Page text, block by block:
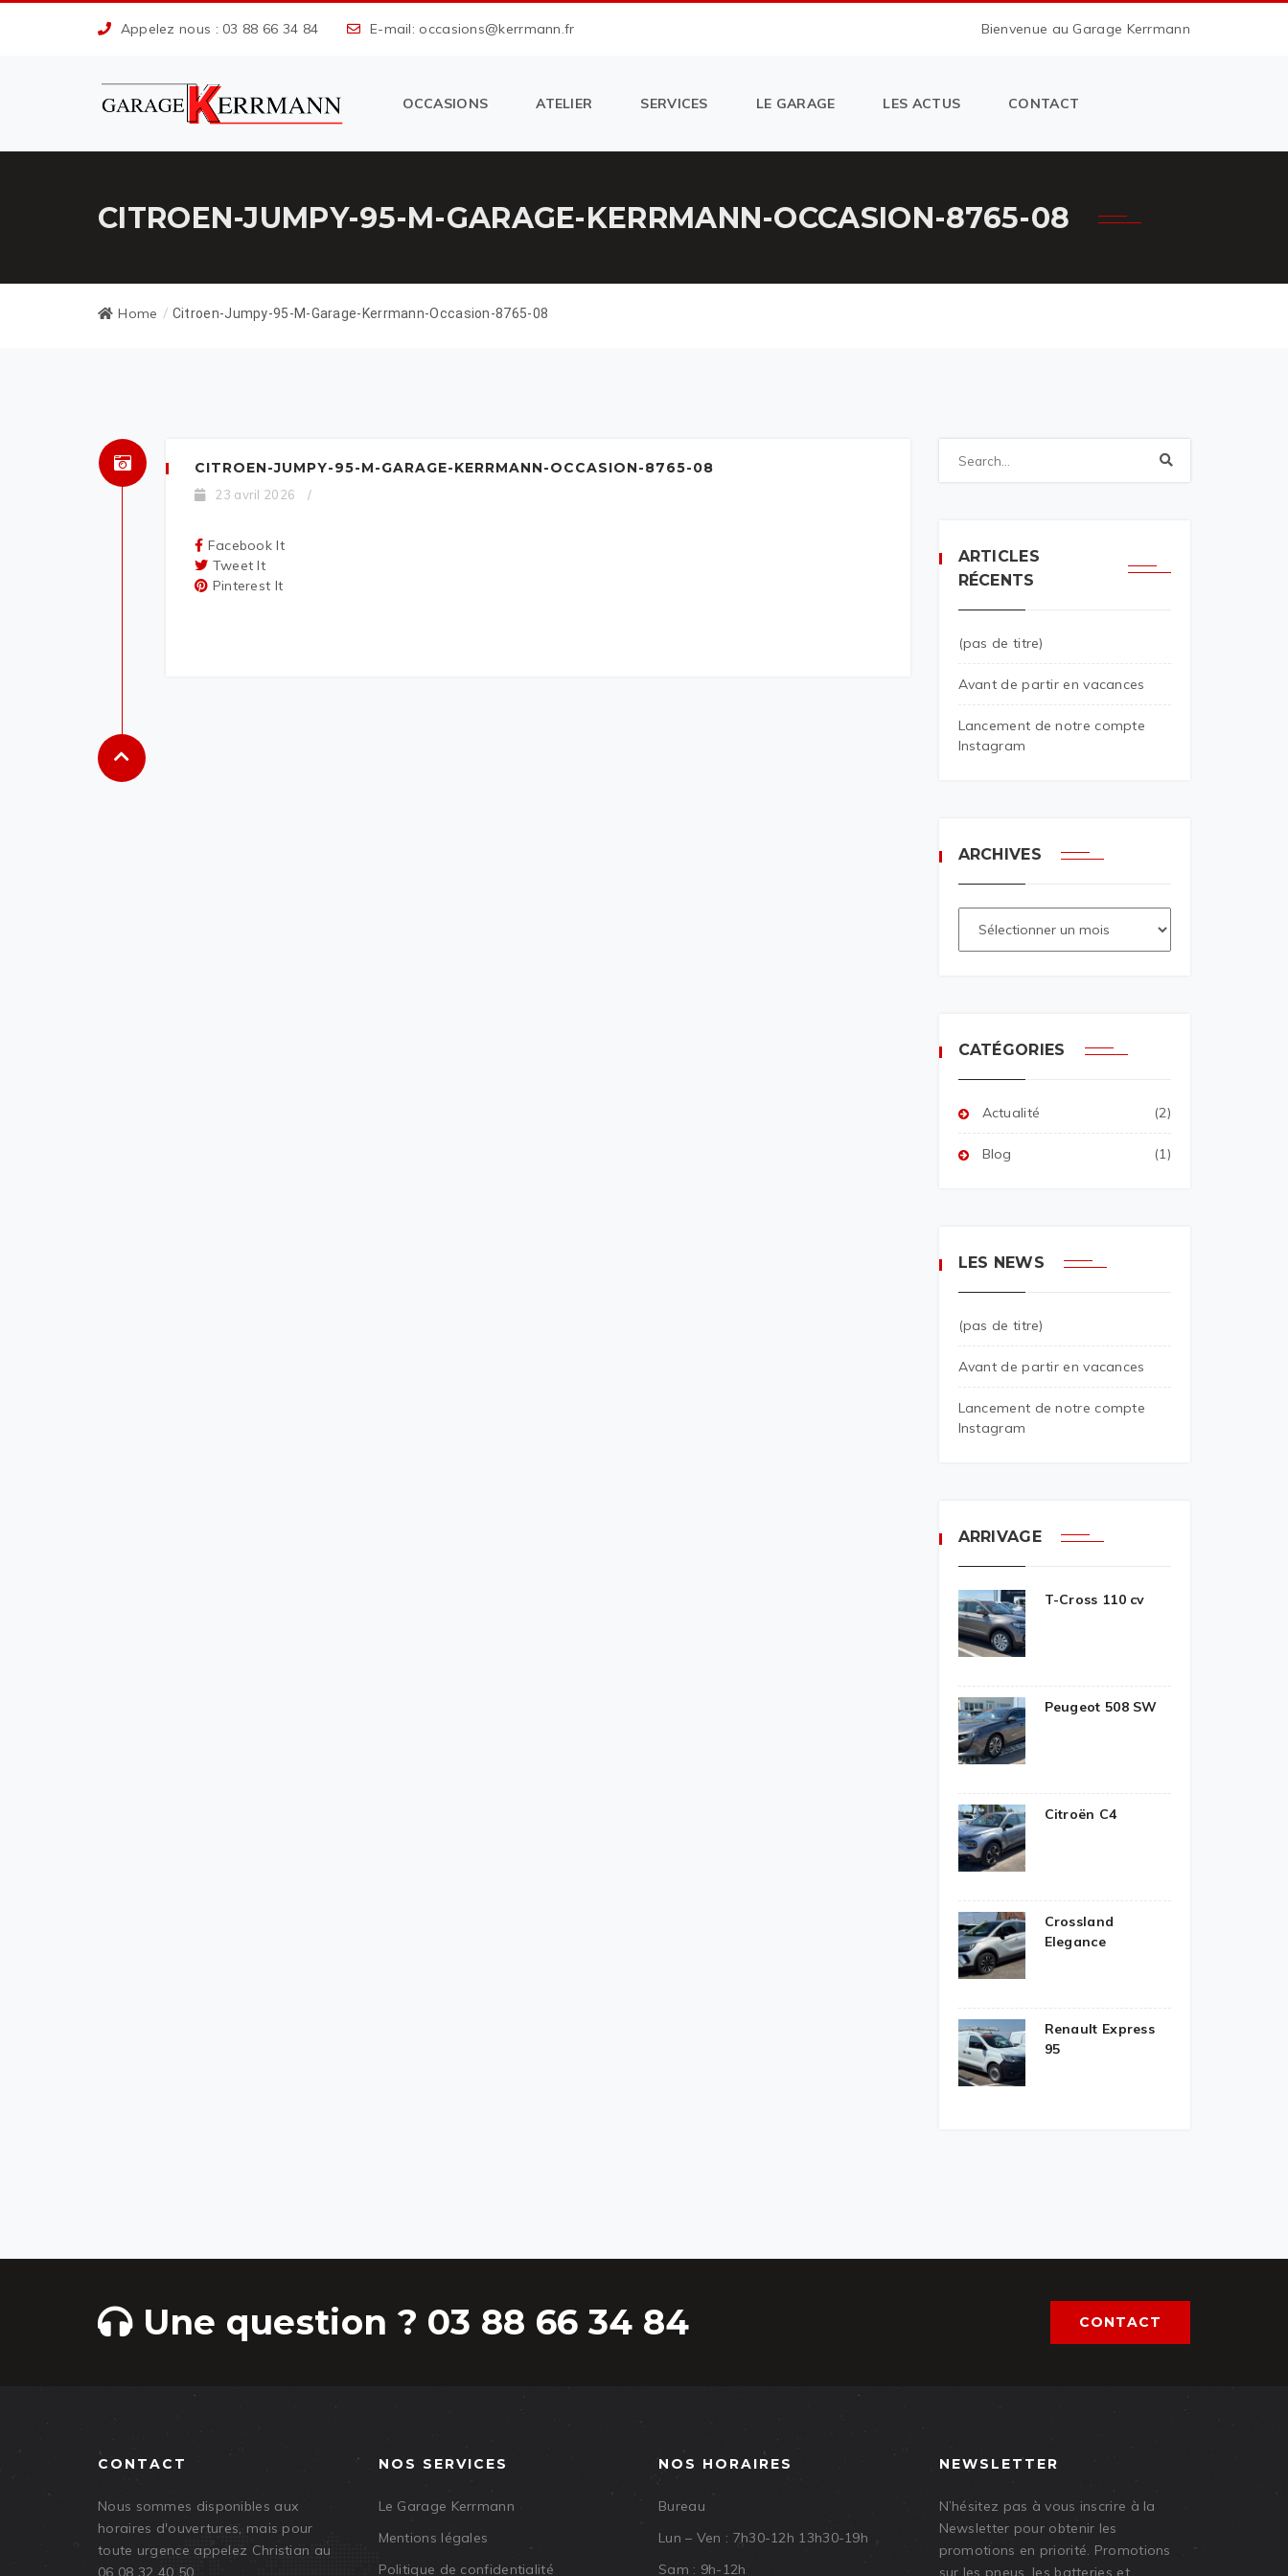
Appelez nous : 03 88 66 34 84 E-mail: occasions@kerrmann.fr Bienvenue au Garage Kerrmann
OCCASIONS ATELIER SERVICES LE GARAGE LES ACTUS CONTACT
CITROEN-JUMPY-95-M-GARAGE-KERRMANN-OCCASION-8765-08
Home / Citroen-Jumpy-95-M-Garage-Kerrmann-Occasion-8765-08
CITROEN-JUMPY-95-M-GARAGE-KERRMANN-OCCASION-8765-08
23 avril 2026 /
Facebook It
Tweet It
Pinterest It
ARTICLES
RÉCENTS
(pas de titre)
Avant de partir en vacances
Lancement de notre compte
Instagram
ARCHIVES
CATÉGORIES
Actualité (2)
Blog (1)
LES NEWS
(pas de titre)
Avant de partir en vacances
Lancement de notre compte
Instagram
ARRIVAGE
T-Cross 110 cv
Peugeot 508 SW
Citroën C4
Crossland
Elegance
Renault Express
95
Une question ? 03 88 66 34 84 CONTACT
CONTACT
Nous sommes disponibles aux
horaires d'ouvertures, mais pour
toute urgence appelez Christian au
06 08 32 40 50
NOS SERVICES
Le Garage Kerrmann
Mentions légales
Politique de confidentialité
NOS HORAIRES
Bureau
Lun – Ven : 7h30-12h 13h30-19h
Sam : 9h-12h
NEWSLETTER
N’hésitez pas à vous inscrire à la
Newsletter pour obtenir les
promotions en priorité. Promotions
sur les pneus, les batteries et